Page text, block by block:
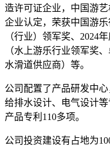
造许可证企业，中国游
企业认定，荣获中国游
（行业）领军奖、2024
（水上游乐行业领军奖
水滑道供应商）等。
公司配置了产品研发中
给排水设计、电气设计
产品专利110多项。
公司投资建设有占地为